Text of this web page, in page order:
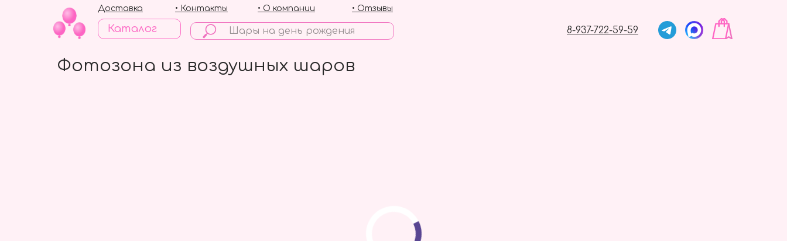
Каталог 8-937-722-59-59
• Отзывы
• О компании
• Контакты
Доставка
Фотозона из воздушных шаров